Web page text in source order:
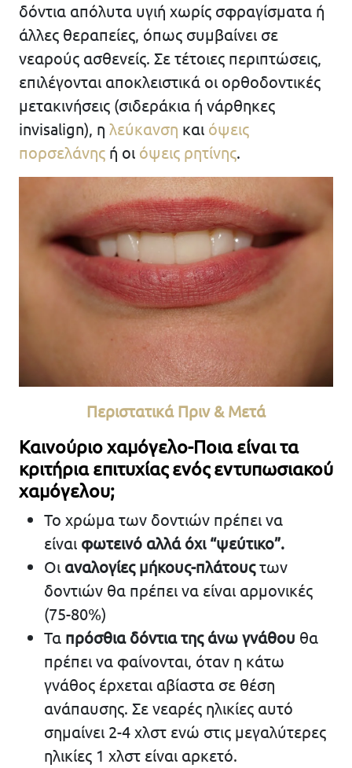
δόντια απόλυτα υγιή χωρίς σφραγίσματα ή
άλλες θεραπείες, όπως συμβαίνει σε
νεαρούς ασθενείς. Σε τέτοιες περιπτώσεις,
επιλέγονται αποκλειστικά οι ορθοδοντικές
μετακινήσεις (σιδεράκια ή νάρθηκες
invisalign), η λεύκανση και όψεις
πορσελάνης ή οι όψεις ρητίνης.
Περιστατικά Πριν & Μετά
Καινούριο χαμόγελο-Ποια είναι τα
κριτήρια επιτυχίας ενός εντυπωσιακού
χαμόγελου;
Το χρώμα των δοντιών πρέπει να
είναι φωτεινό αλλά όχι “ψεύτικο”.
Οι αναλογίες μήκους-πλάτουςτων
δοντιών θα πρέπει να είναι αρμονικές
(75-80%)
Τα πρόσθια δόντια της άνω γνάθου θα
πρέπει να φαίνονται, όταν η κάτω
γνάθος έρχεται αβίαστα σε θέση
ανάπαυσης. Σε νεαρές ηλικίες αυτό
σημαίνει 2-4 χλστ ενώ στις μεγαλύτερες
ηλικίες 1 χλστ είναι αρκετό.